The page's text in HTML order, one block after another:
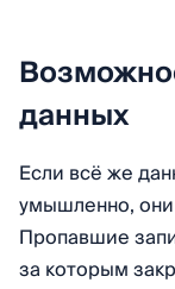
данных
Если всё же
умышленно,
Пропавшие
за которым